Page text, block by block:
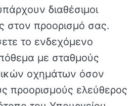
διαθέσιμοι
στον προορισμό σας.
το ενδεχόμενο
με σταθμούς
οχημάτων όσον
προορισμούς ελεύθερος